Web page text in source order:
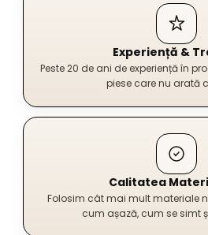
Experiență &
Peste 20 de ani de experiență în
piese care nu arată
Calitatea
Folosim cât mai mult materiale
cum așază, cum se simt